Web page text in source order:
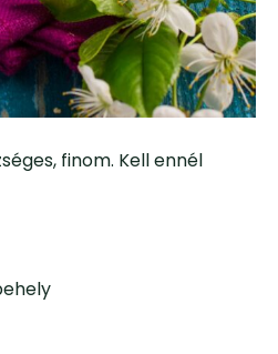
finom. Kell ennél